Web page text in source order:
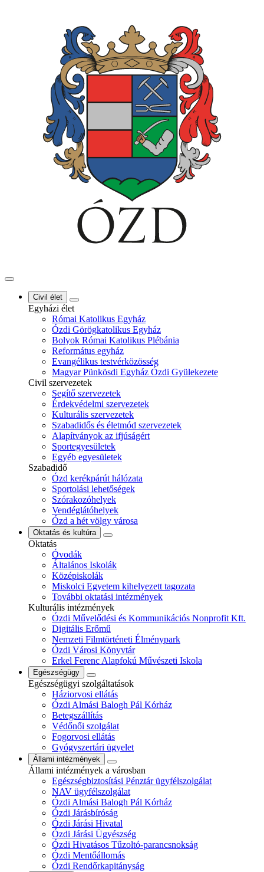
Civil élet
Egyházi élet
Római Katolikus Egyház
Ózdi Görögkatolikus Egyház
Bolyok Római Katolikus Plébánia
Református egyház
Evangélikus testvérközösség
Magyar Pünkösdi Egyház Ózdi Gyülekezete
Civil szervezetek
Segítő szervezetek
Érdekvédelmi szervezetek
Kulturális szervezetek
Szabadidős és életmód szervezetek
Alapítványok az ifjúságért
Sportegyesületek
Egyéb egyesületek
Szabadidő
Ózd kerékpárút hálózata
Sportolási lehetőségek
Szórakozóhelyek
Vendéglátóhelyek
Ózd a hét völgy városa
Oktatás és kultúra
Oktatás
Óvodák
Általános Iskolák
Középiskolák
Miskolci Egyetem kihelyezett tagozata
További oktatási intézmények
Kulturális intézmények
Ózdi Művelődési és Kommunikációs Nonprofit Kft.
Digitális Erőmű
Nemzeti Filmtörténeti Élménypark
Ózdi Városi Könyvtár
Erkel Ferenc Alapfokú Művészeti Iskola
Egészségügy
Egészségügyi szolgáltatások
Háziorvosi ellátás
Ózdi Almási Balogh Pál Kórház
Betegszállítás
Védőnői szolgálat
Fogorvosi ellátás
Gyógyszertári ügyelet
Állami intézmények
Állami intézmények a városban
Egészségbiztosítási Pénztár ügyfélszolgálat
NAV ügyfélszolgálat
Ózdi Almási Balogh Pál Kórház
Ózdi Járásbíróság
Ózdi Járási Hivatal
Ózdi Járási Ügyészség
Ózdi Hivatásos Tűzoltó-parancsnokság
Ózdi Mentőállomás
Ózdi Rendőrkapitányság